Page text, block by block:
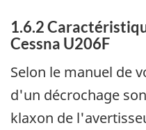
1.6.2
Cessna U206F
Selon le manuel de
d'un décrochage
klaxon de